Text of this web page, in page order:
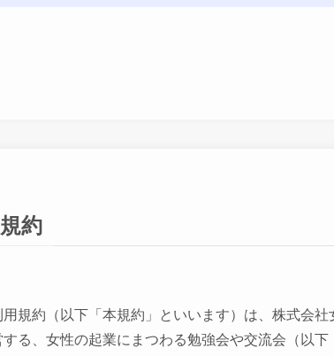
約
用規約（以下「本規約」といいます）は、株式会
する、女性の起業にまつわる勉強会や交流会（以